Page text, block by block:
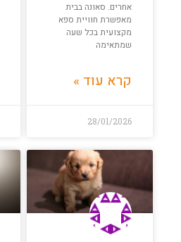
אחרים. סאונה בבית
מאפשרת חוויית ספא
מקצועית בכל שעה
שמתאימה
קרא עוד »
28/01/2026